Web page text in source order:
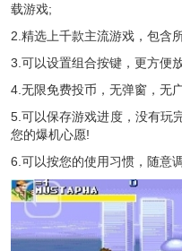
载游戏;
2.精选上千款主流游戏，包含
3.可以设置组合按键，更方便
4.无限免费投币，无弹窗，无
5.可以保存游戏进度，没有玩
您的爆机心愿!
6.可以按您的使用习惯，随意